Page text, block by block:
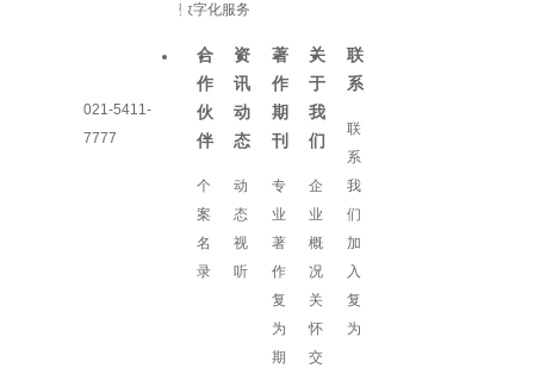
021-5411-
7777
数字化服务
合
作
伙
伴
个
案
名
录
资
讯
动
态
动
态
视
听
著
作
期
刊
专
业
著
作
复
为
期
关
于
我
们
企
业
概
况
关
怀
交
联
系
联
系
我
们
加
入
复
为